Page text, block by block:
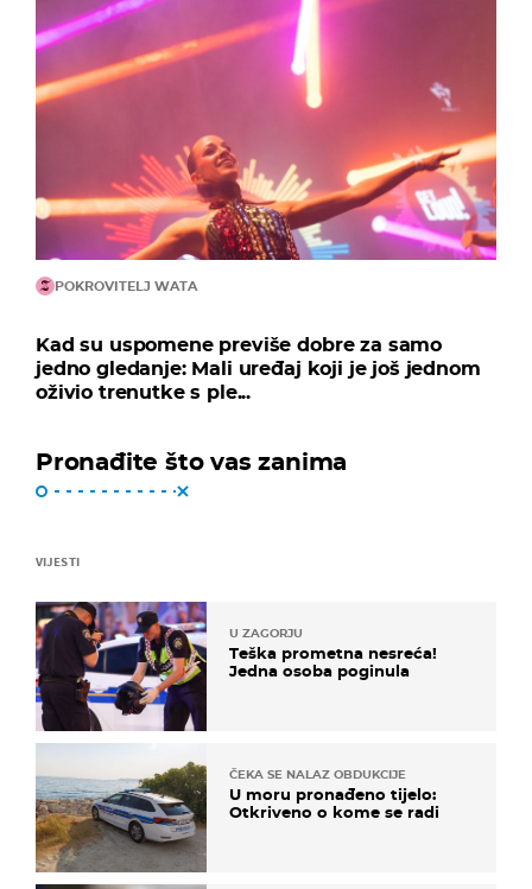
POKROVITELJ WATA
Kad su uspomene previše dobre za samo
jedno gledanje: Mali uređaj koji je još jednom
oživio trenutke s ple...
Pronađite što vas zanima
VIJESTI
U ZAGORJU
Teška prometna nesreća!
Jedna osoba poginula
ČEKA SE NALAZ OBDUKCIJE
U moru pronađeno tijelo:
Otkriveno o kome se radi